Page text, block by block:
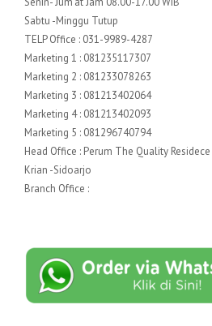
Sabtu -Minggu Tutup
TELP Office : 031-9989-4287
Marketing 1 : 081235117307
Marketing 2 : 081233078263
Marketing 3 : 081213402064
Marketing 4 : 081213402093
Marketing 5 : 081296740794
Head Office : Perum The Quality
Krian -Sidoarjo
Branch Office :